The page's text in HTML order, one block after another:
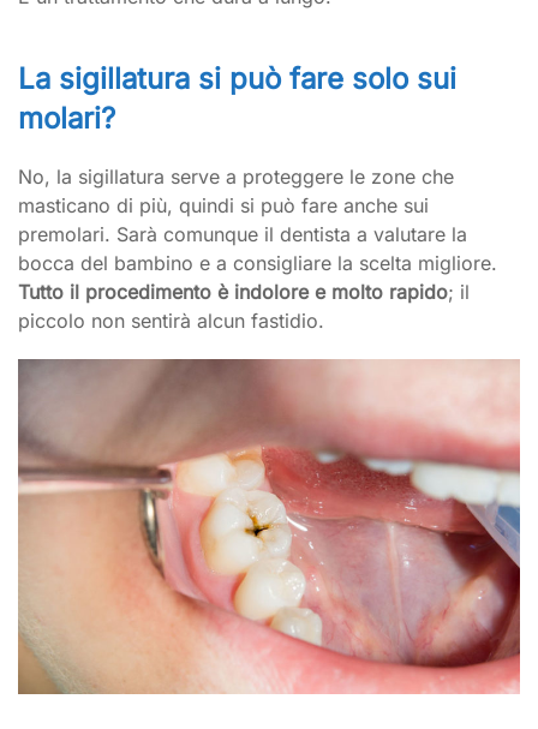
La sigillatura si può fare solo sui
molari?
No, la sigillatura serve a proteggere le zone che
masticano di più, quindi si può fare anche sui
premolari. Sarà comunque il dentista a valutare la
bocca del bambino e a consigliare la scelta migliore.
Tutto il procedimento è indolore e molto rapido; il
piccolo non sentirà alcun fastidio.